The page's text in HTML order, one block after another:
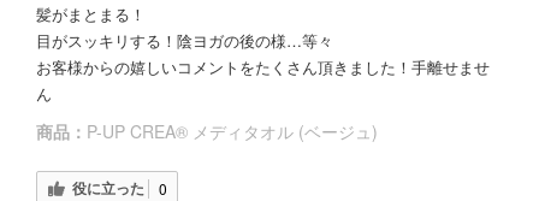
髪がまとまる！
目がスッキリする！陰ヨガの後の様…等々
お客様からの嬉しいコメントをたくさん頂きました！手離せませ
ん
商品： P-UP CREA® メディタオル (ベージュ)
役に立った 0